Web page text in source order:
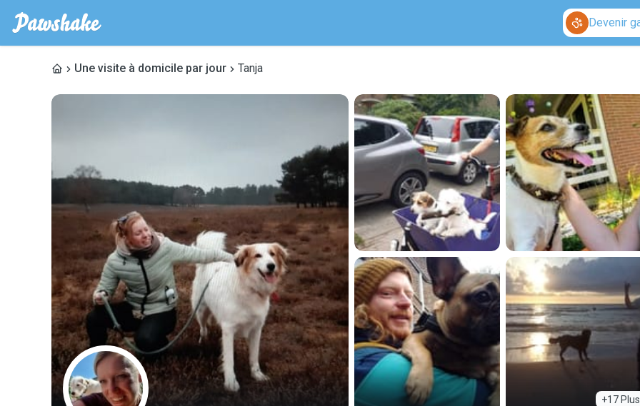
Devenir
Une visite à domicile par jour Tanja
+17 Plus
T